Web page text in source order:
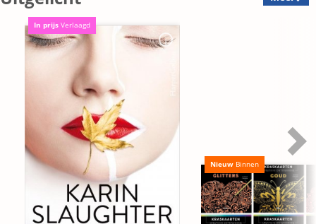
In prijs Verlaagd
Nieuw Binnen